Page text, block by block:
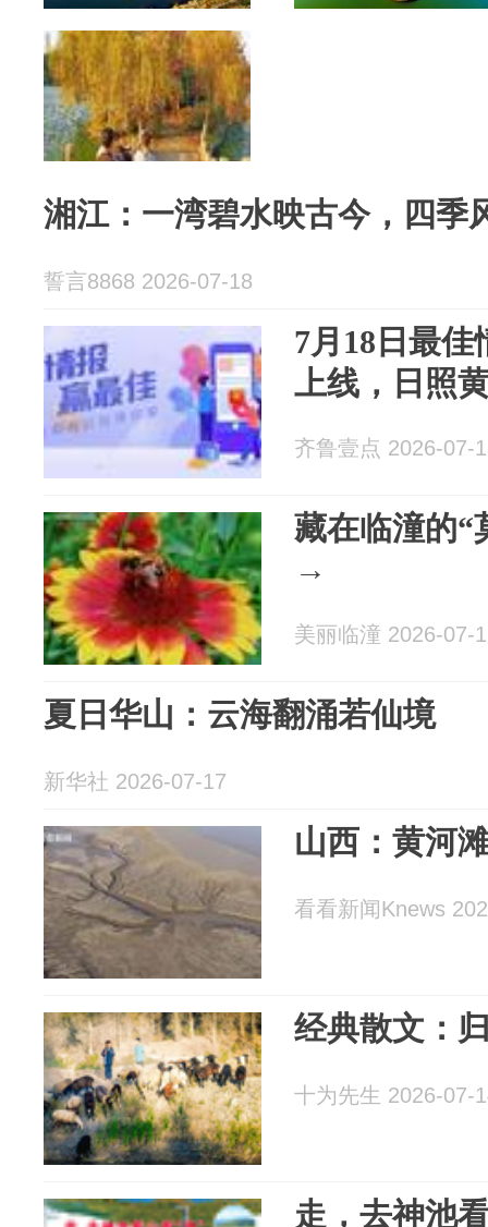
湘江：一湾碧水映古今，四季
誓言8868 2026-07-18
7月18日最
上线，日照
齐鲁壹点 2026-07-
藏在临潼的“
→
美丽临潼 2026-07-
夏日华山：云海翻涌若仙境
新华社 2026-07-17
山西：黄河
看看新闻Knews
经典散文：
十为先生 2026-07-
走，去神池